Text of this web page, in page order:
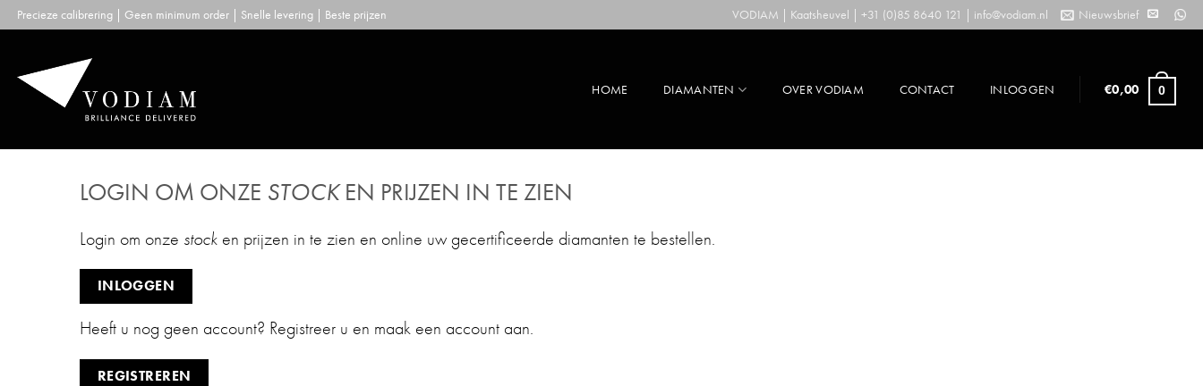
Skip
to
Precieze calibrering | Geen minimum order | Snelle levering | Beste prijzen VODIAM | Kaatsheuvel | +31 (0)85 8640 121 | info@vodiam.nl Nieuwsbrief
HOME DIAMANTEN OVER VODIAM CONTACT INLOGGEN €0,00 0
LOGIN OM ONZE STOCKEN PRIJZEN IN TE ZIEN
Login om onze stock en prijzen in te zien en online uw gecertificeerde diamanten te bestellen.
INLOGGEN
Heeft u nog geen account? Registreer u en maak een account aan.
REGISTREREN